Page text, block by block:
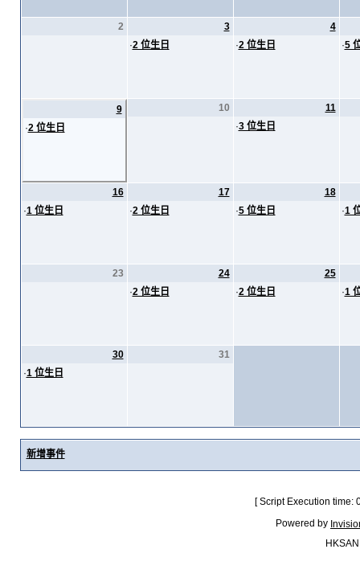
2
3
·2 位生日
4
·2 位生日 ·5
9
·2 位生日
10
11
·3 位生日
16
·1 位生日
17
·2 位生日
18
·5 位生日 ·1
23
24
·2 位生日
25
·2 位生日 ·1
30
·1 位生日
31
新增事件
[ Script Execution
Powered by